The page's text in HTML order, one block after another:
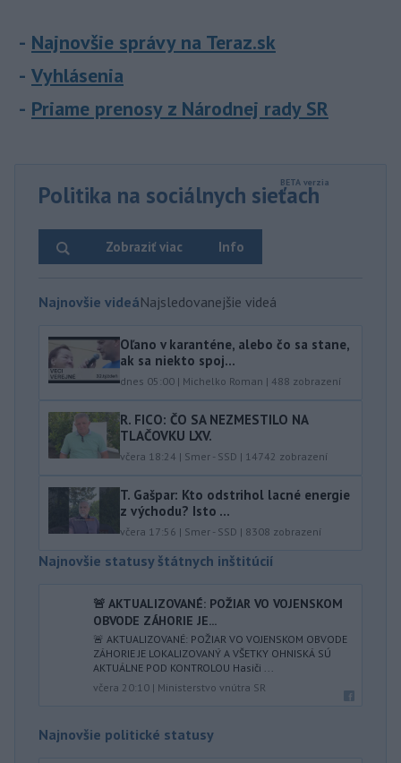
Najnovšie správy na Teraz.sk
Vyhlásenia
Priame prenosy z Národnej rady SR
Politika na sociálnych sieťach
Info
Zobraziť viac
Najnovšie videáNajsledovanejšie videá
Oľano v karanténe, alebo čo sa stane,
ak sa niekto spoj...
dnes 05:00 | Michelko Roman | 488 zobrazení
R. FICO: ČO SA NEZMESTILO NA
TLAČOVKU LXV.
včera 18:24 | Smer - SSD | 14742 zobrazení
T. Gašpar: Kto odstrihol lacné energie
z východu? Isto ...
včera 17:56 | Smer - SSD | 8308 zobrazení
Najnovšie statusy štátnych inštitúcií
🚨 AKTUALIZOVANÉ: POŽIAR VO VOJENSKOM
OBVODE ZÁHORIE JE...
🚨 AKTUALIZOVANÉ: POŽIAR VO VOJENSKOM OBVODE
ZÁHORIE JE LOKALIZOVANÝ A VŠETKY OHNISKÁ SÚ
AKTUÁLNE POD KONTROLOU Hasiči ...
včera 20:10 | Ministerstvo vnútra SR
Najnovšie politické statusy